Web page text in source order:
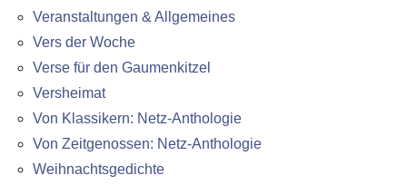
Veranstaltungen & Allgemeines
Vers der Woche
Verse für den Gaumenkitzel
Versheimat
Von Klassikern: Netz-Anthologie
Von Zeitgenossen: Netz-Anthologie
Weihnachtsgedichte